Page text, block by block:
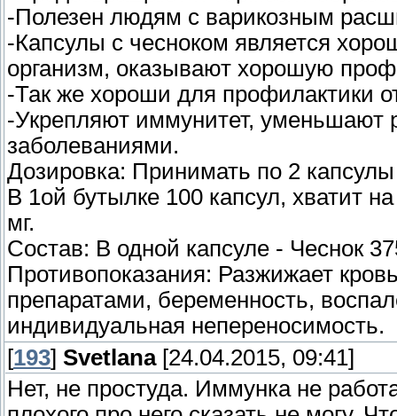
-Полезен людям с варикозным
-Капсулы с чесноком является
организм, оказывают хорошую
-Так же хороши для профилактики
-Укрепляют иммунитет, уменьшают
заболеваниями.
Дозировка: Принимать по 2
В 1ой бутылке 100 капсул, хватит
мг.
Состав: В одной капсуле - Чеснок
Противопоказания: Разжижает
препаратами, беременность,
индивидуальная непереносимость.
[193] Svetlana[24.04.2015, 09:41]
Нет, не простуда. Иммунка не